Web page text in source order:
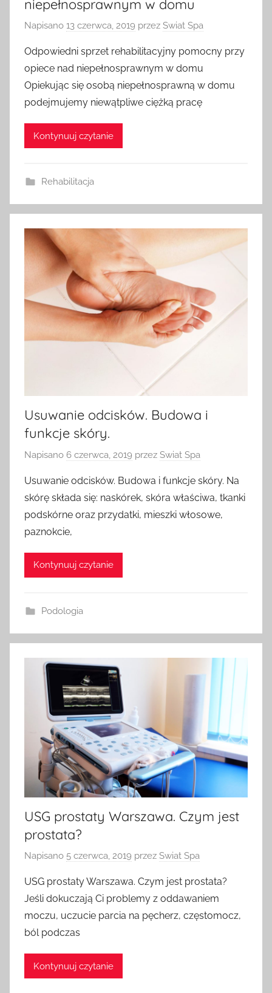
niepełnosprawnym w domu
Napisano 13 czerwca, 2019 przez Swiat Spa
Odpowiedni sprzet rehabilitacyjny pomocny przy
opiece nad niepełnosprawnym w domu
Opiekując się osobą niepełnosprawną w domu
podejmujemy niewątpliwe ciężką pracę
Kontynuuj czytanie
Rehabilitacja
Usuwanie odcisków. Budowa i
funkcje skóry.
Napisano 6 czerwca, 2019 przez Swiat Spa
Usuwanie odcisków. Budowa i funkcje skóry. Na
skórę składa się: naskórek, skóra właściwa, tkanki
podskórne oraz przydatki, mieszki włosowe,
paznokcie,
Kontynuuj czytanie
Podologia
USG prostaty Warszawa. Czym jest
prostata?
Napisano 5 czerwca, 2019 przez Swiat Spa
USG prostaty Warszawa. Czym jest prostata?
Jeśli dokuczają Ci problemy z oddawaniem
moczu, uczucie parcia na pęcherz, częstomocz,
ból podczas
Kontynuuj czytanie